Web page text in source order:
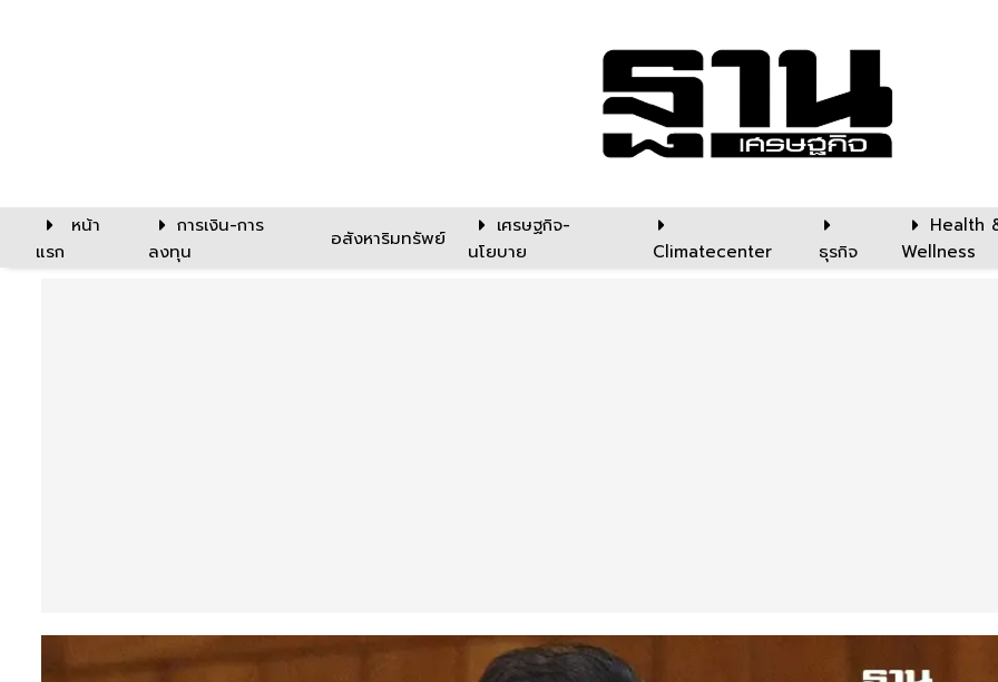
หน้า
แรก
การเงิน-การ
ลงทุน
อสังหาริมทรัพย์
เศรษฐกิจ-
นโยบาย
Climatecenter ธุรกิจ
Health
Wellness